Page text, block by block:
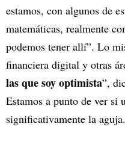
estamos, con algunos de
matemáticas, realmente
podemos tener allí”. Lo
financiera digital y otras
las que soy optimista”,
Estamos a punto de ver si
significativamente la aguja.